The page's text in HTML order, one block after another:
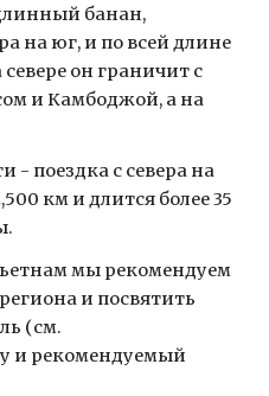
банан,
на юг, и по всей длине
он граничит с
и Камбоджой, а на
- поездка с севера на
км и длится более 35
мы рекомендуем
и посвятить
(см.
и рекомендуемый